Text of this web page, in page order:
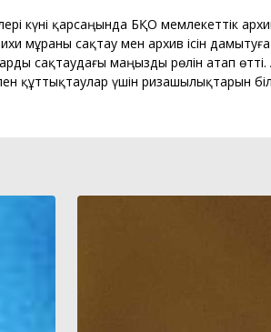
күні қарсаңында БҚО мемлекеттік
мұраны сақтау мен архив ісін дамытуға
сақтаудағы маңызды рөлін атап
құттықтаулар үшін ризашылықтарын